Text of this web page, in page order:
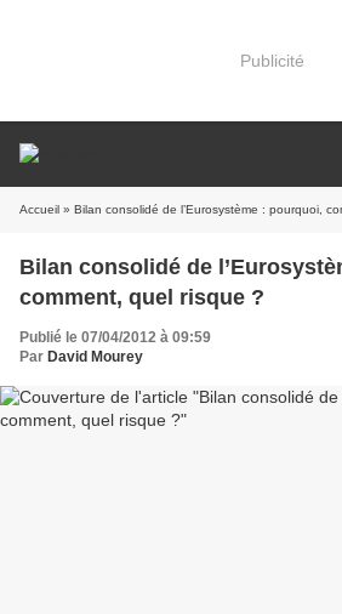
Publicité
Accueil » Bilan consolidé de l’Eurosystème : pourquoi,
Bilan consolidé de
comment, quel risque ?
Publié le 07/04/2012 à 09:59
Par David Mourey